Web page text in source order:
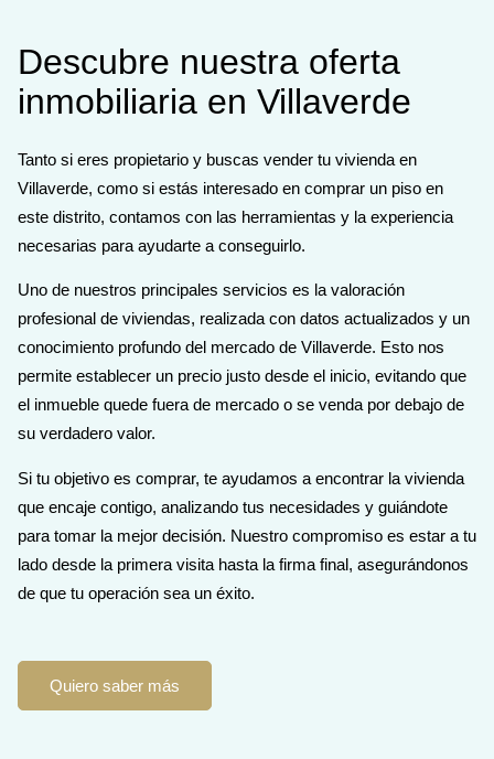
Descubre nuestra oferta
inmobiliaria en Villaverde
Tanto si eres propietario y buscas vender tu vivienda en
Villaverde, como si estás interesado en comprar un piso en
este distrito, contamos con las herramientas y la experiencia
necesarias para ayudarte a conseguirlo.
Uno de nuestros principales servicios es la valoración
profesional de viviendas, realizada con datos actualizados y un
conocimiento profundo del mercado de Villaverde. Esto nos
permite establecer un precio justo desde el inicio, evitando que
el inmueble quede fuera de mercado o se venda por debajo de
su verdadero valor.
Si tu objetivo es comprar, te ayudamos a encontrar la vivienda
que encaje contigo, analizando tus necesidades y guiándote
para tomar la mejor decisión. Nuestro compromiso es estar a tu
lado desde la primera visita hasta la firma final, asegurándonos
de que tu operación sea un éxito.
Quiero saber más